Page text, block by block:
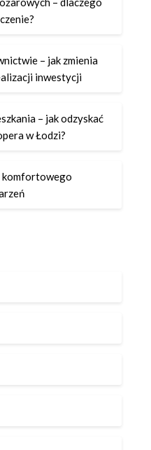
– jak zmienia
inwestycji
– jak odzyskać
w Łodzi?
komfortowego